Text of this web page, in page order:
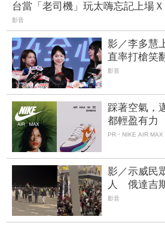
台當「老司機」玩太嗨忘記上場Ｘ
影音
影／李多慧
直率打槍笑
網
影音
踩著空氣，
都輕盈有力
PR・NIKE AIR MAX
影／示威民
人 俄達吉
閉 | FTNN 新
影音